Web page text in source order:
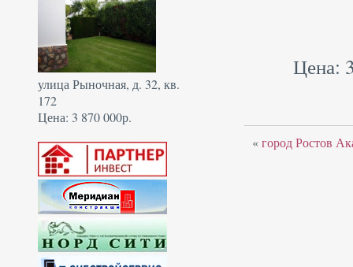
улица Рыночная, д. 32, кв.
172
Цена: 3 870 000р.
Цена:
«город Ростов